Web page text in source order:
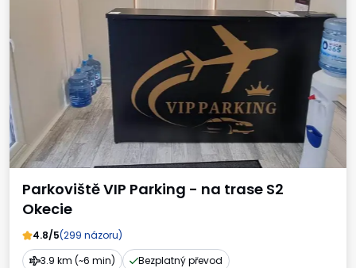
Parkoviště VIP Parking - na trase S2
Okecie
4.8/5(299 názoru)
3.9 km (~6 min)
Bezplatný převod